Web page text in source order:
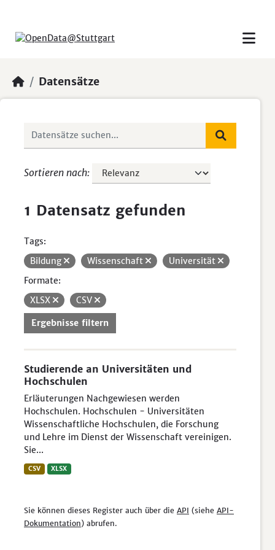
Datensätze
Sortieren nach
1 Datensatz gefunden
Tags:
Bildung
Wissenschaft
Universität
Formate:
XLSX
CSV
Ergebnisse filtern
Studierende an Universitäten und
Hochschulen
Erläuterungen Nachgewiesen werden
Hochschulen. Hochschulen - Universitäten
Wissenschaftliche Hochschulen, die Forschung
und Lehre im Dienst der Wissenschaft vereinigen.
Sie...
CSV XLSX
Sie können dieses Register auch über die API (siehe API-
Dokumentation) abrufen.